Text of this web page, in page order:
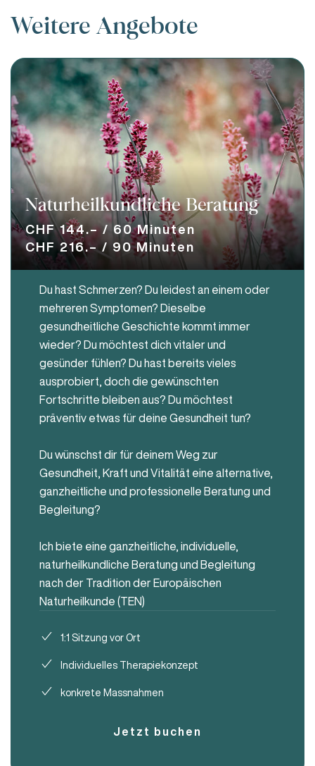
Weitere Angebote
Naturheilkundliche Beratung
CHF 144.– / 60 Minuten
CHF 216.– / 90 Minuten
Du hast Schmerzen? Du leidest an einem oder
mehreren Symptomen? Dieselbe
gesundheitliche Geschichte kommt immer
wieder? Du möchtest dich vitaler und
gesünder fühlen? Du hast bereits vieles
ausprobiert, doch die gewünschten
Fortschritte bleiben aus? Du möchtest
präventiv etwas für deine Gesundheit tun?
Du wünschst dir für deinem Weg zur
Gesundheit, Kraft und Vitalität eine alternative,
ganzheitliche und professionelle Beratung und
Begleitung?
Ich biete eine ganzheitliche, individuelle,
naturheilkundliche Beratung und Begleitung
nach der Tradition der Europäischen
Naturheilkunde (TEN)
1:1 Sitzung vor Ort
Individuelles Therapiekonzept
konkrete Massnahmen
Jetzt buchen